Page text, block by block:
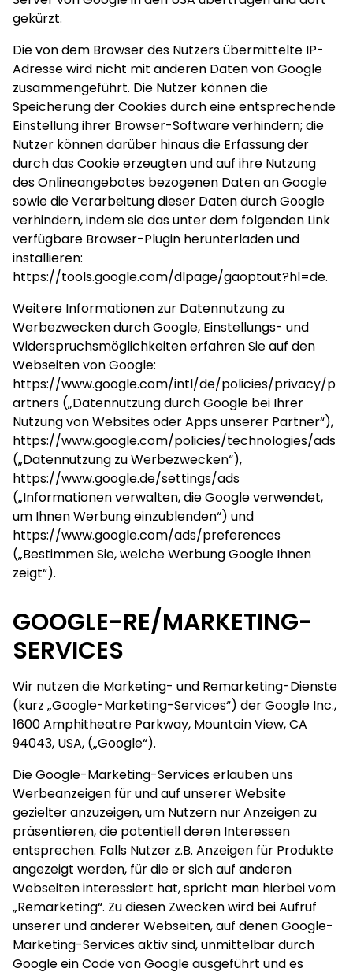
gekürzt.
Die von dem Browser des Nutzers übermittelte IP-
Adresse wird nicht mit anderen Daten von Google
zusammengeführt. Die Nutzer können die
Speicherung der Cookies durch eine entsprechende
Einstellung ihrer Browser-Software verhindern; die
Nutzer können darüber hinaus die Erfassung der
durch das Cookie erzeugten und auf ihre Nutzung
des Onlineangebotes bezogenen Daten an Google
sowie die Verarbeitung dieser Daten durch Google
verhindern, indem sie das unter dem folgenden Link
verfügbare Browser-Plugin herunterladen und
installieren:
https://tools.google.com/dlpage/gaoptout?hl=de.
Weitere Informationen zur Datennutzung zu
Werbezwecken durch Google, Einstellungs- und
Widerspruchsmöglichkeiten erfahren Sie auf den
Webseiten von Google:
https://www.google.com/intl/de/policies/privacy/p
artners („Datennutzung durch Google bei Ihrer
Nutzung von Websites oder Apps unserer Partner“),
https://www.google.com/policies/technologies/ads
(„Datennutzung zu Werbezwecken“),
https://www.google.de/settings/ads
(„Informationen verwalten, die Google verwendet,
um Ihnen Werbung einzublenden“) und
https://www.google.com/ads/preferences
(„Bestimmen Sie, welche Werbung Google Ihnen
zeigt“).
GOOGLE-RE/MARKETING-
SERVICES
Wir nutzen die Marketing- und Remarketing-Dienste
(kurz „Google-Marketing-Services“) der Google Inc.,
1600 Amphitheatre Parkway, Mountain View, CA
94043, USA, („Google“).
Die Google-Marketing-Services erlauben uns
Werbeanzeigen für und auf unserer Website
gezielter anzuzeigen, um Nutzern nur Anzeigen zu
präsentieren, die potentiell deren Interessen
entsprechen. Falls Nutzer z.B. Anzeigen für Produkte
angezeigt werden, für die er sich auf anderen
Webseiten interessiert hat, spricht man hierbei vom
„Remarketing“. Zu diesen Zwecken wird bei Aufruf
unserer und anderer Webseiten, auf denen Google-
Marketing-Services aktiv sind, unmittelbar durch
Google ein Code von Google ausgeführt und es